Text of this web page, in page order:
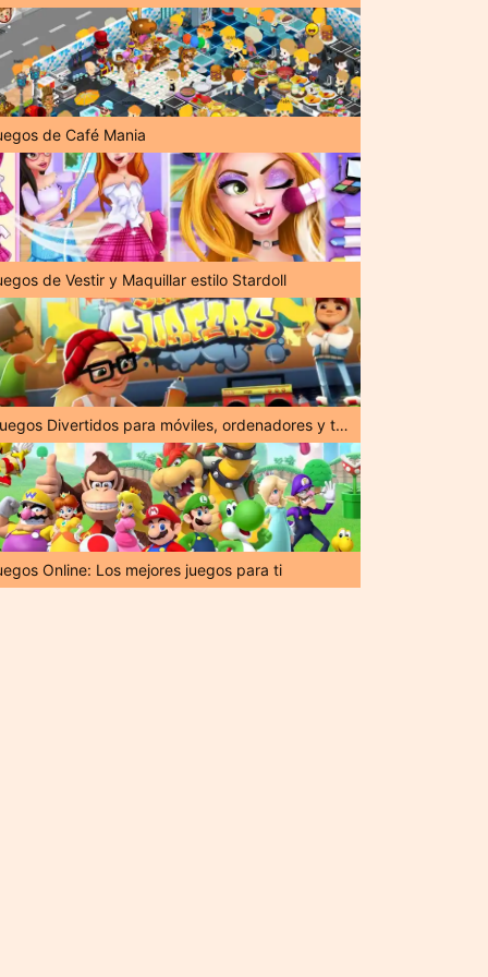
de Café Mania
de Vestir y Maquillar estilo Stardoll
¡Juegos Divertidos para móviles, ordenadores y tabletas!
Online: Los mejores juegos para ti